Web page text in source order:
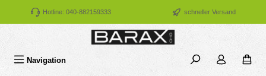
Zum Hauptinhalt springen
Hotline: 040-882159333 schneller Versand
Navigation